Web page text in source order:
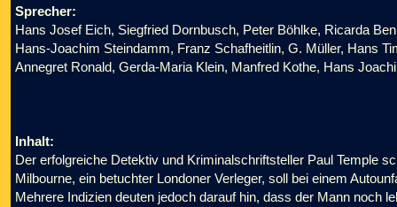
Sprecher:
Hans Josef Eich, Siegfried Dornbusch, Peter Böhlke, Ricarda
Hans-Joachim Steindamm, Franz Schafheitlin, G. Müller, Hans
Annegret Ronald, Gerda-Maria Klein, Manfred Kothe, Hans
Inhalt:
Der erfolgreiche Detektiv und Kriminalschriftsteller Paul Temple
Milbourne, ein betuchter Londoner Verleger, soll bei einem
Mehrere Indizien deuten jedoch darauf hin, dass der Mann noch